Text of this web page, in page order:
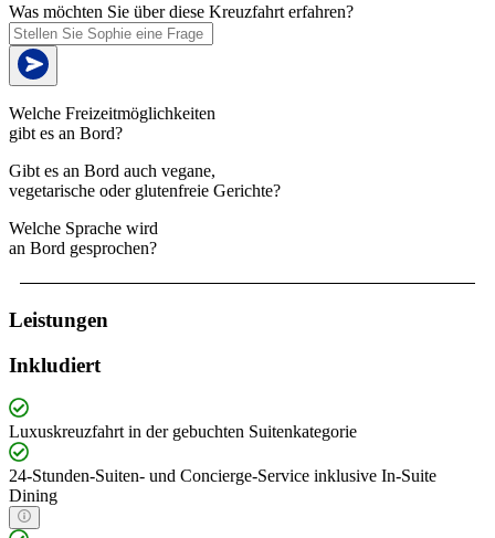
Was möchten Sie über diese Kreuzfahrt erfahren?
Welche Freizeitmöglichkeiten
gibt es an Bord?
Gibt es an Bord auch vegane,
vegetarische oder glutenfreie Gerichte?
Welche Sprache wird
an Bord gesprochen?
Leistungen
Inkludiert
Luxuskreuzfahrt in der gebuchten Suitenkategorie
24-Stunden-Suiten- und Concierge-Service inklusive In-Suite
Dining